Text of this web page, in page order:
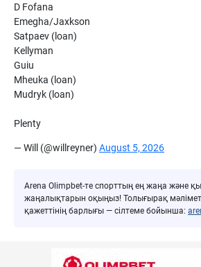
D Fofana
Emegha/Jaxkson
Satpaev (loan)
Kellyman
Guiu
Mheuka (loan)
Mudryk (loan)
Plenty
— Will (@willreyner) August 5, 2026
Arena Olimpbet-те спорттың ең жаңа және
жаңалықтарын оқыңыз! Толығырақ
қажеттінің барлығы — сілтеме бойынша: